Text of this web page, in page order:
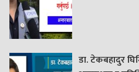
डा. टेकबहादुर